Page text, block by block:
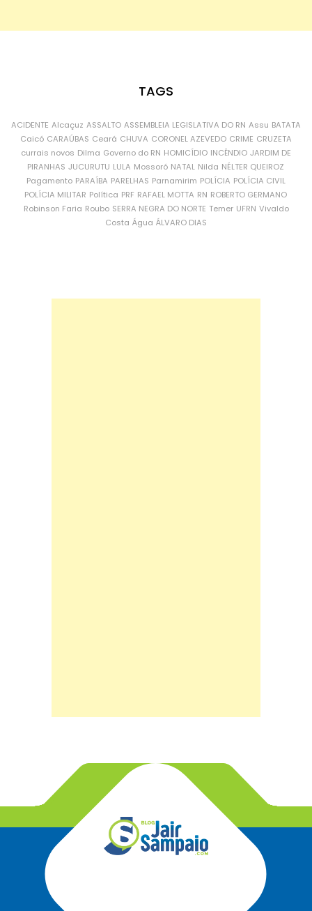
TAGS
ACIDENTE Alcaçuz ASSALTO ASSEMBLEIA LEGISLATIVA DO RN Assu BATATA
Caicó CARAÚBAS Ceará CHUVA CORONEL AZEVEDO CRIME CRUZETA
currais novos Dilma Governo do RN HOMICÍDIO INCÊNDIO JARDIM DE
PIRANHAS JUCURUTU LULA Mossoró NATAL Nilda NÉLTER QUEIROZ
Pagamento PARAÍBA PARELHAS Parnamirim POLÍCIA POLÍCIA CIVIL
POLÍCIA MILITAR Política PRF RAFAEL MOTTA RN ROBERTO GERMANO
Robinson Faria Roubo SERRA NEGRA DO NORTE Temer UFRN Vivaldo
Costa Água ÁLVARO DIAS